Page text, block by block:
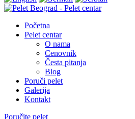
Početna
Pelet centar
O nama
Cenovnik
Česta pitanja
Blog
Poruči pelet
Galerija
Kontakt
Poručite pelet